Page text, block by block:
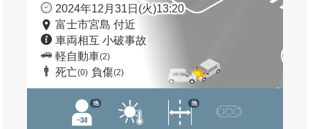
2024年12月31日(火)13:20
富士市宮島 付近
車両相互 小破事故
軽自動車(2)
死亡(0) 負傷(2)
他 他